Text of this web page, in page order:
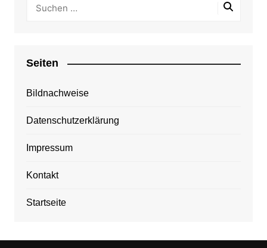
Seiten
Bildnachweise
Datenschutzerklärung
Impressum
Kontakt
Startseite